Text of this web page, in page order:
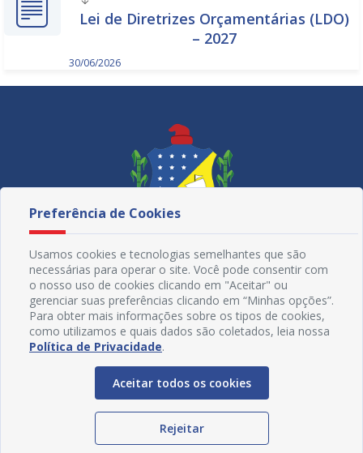
Lei de Diretrizes Orçamentárias (LDO)
– 2027
30/06/2026
Redes Sociais
Preferência de Cookies
Usamos cookies e tecnologias semelhantes que são
necessárias para operar o site. Você pode consentir com
o nosso uso de cookies clicando em "Aceitar" ou
gerenciar suas preferências clicando em “Minhas opções”.
Para obter mais informações sobre os tipos de cookies,
como utilizamos e quais dados são coletados, leia nossa
Política de Privacidade.
Aceitar todos os cookies
Rejeitar